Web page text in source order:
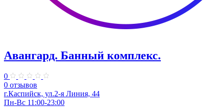
Авангард. Банный комплекс.
0
0 отзывов
г.Каспийск, ул.2-я Линия, 44
Пн-Вс 11:00-23:00